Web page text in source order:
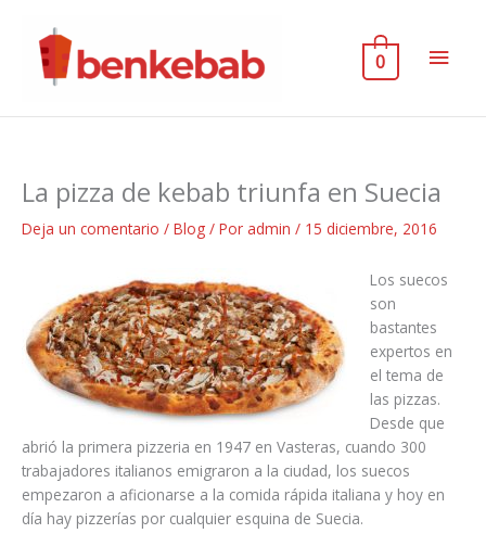
contenido
0
La pizza de kebab triunfa en Suecia
Deja un comentario / Blog / Por admin / 15 diciembre, 2016
Los suecos
son
bastantes
expertos en
el tema de
las pizzas.
Desde que
abrió la primera pizzeria en 1947 en Vasteras, cuando 300
trabajadores italianos emigraron a la ciudad, los suecos
empezaron a aficionarse a la comida rápida italiana y hoy en
día hay pizzerías por cualquier esquina de Suecia.